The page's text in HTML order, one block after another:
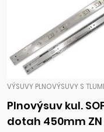
Plnovýsuv kul.
dotah 450mm ZN